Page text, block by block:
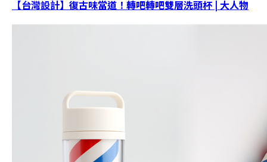
【台灣設計】復古味當道！轉吧轉吧雙層洗頭杯 | 大人物